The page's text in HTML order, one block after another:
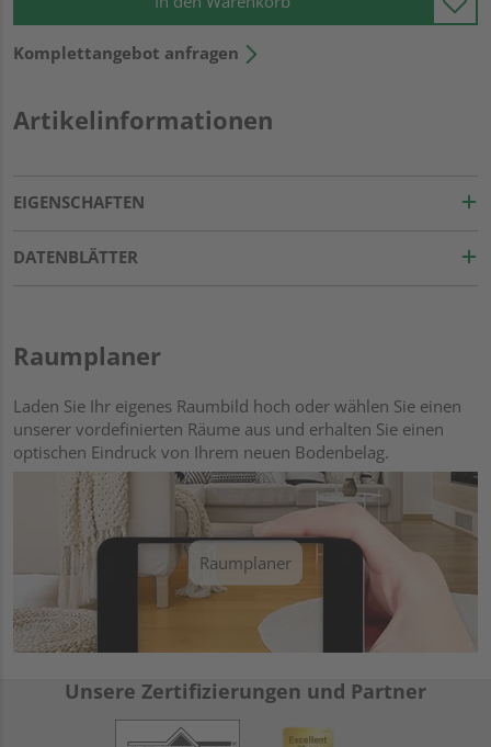
Komplettangebot anfragen
Artikelinformationen
EIGENSCHAFTEN
DATENBLÄTTER
Raumplaner
Laden Sie Ihr eigenes Raumbild hoch oder wählen Sie einen
unserer vordefinierten Räume aus und erhalten Sie einen
optischen Eindruck von Ihrem neuen Bodenbelag.
Raumplaner
Unsere Zertifizierungen und Partner